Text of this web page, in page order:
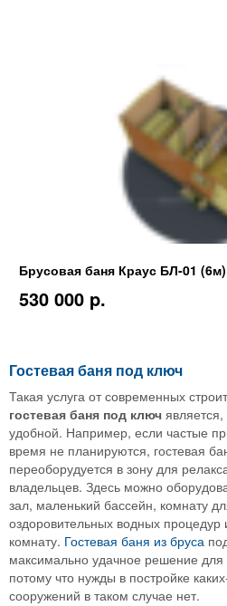
Брусовая баня Краус БЛ-01 (6м)
530 000 p.
Гостевая баня под ключ
Такая услуга от современных
гостевая баня под ключ
удобной. Например, если частые
время не планируются, гостевая
переоборудуется в зону для
владельцев. Здесь можно
зал, маленький бассейн, комнату
оздоровительных водных
комнату. Гостевая баня из бруса
максимально удачное решение для
потому что нужды в постройке
сооружений в таком случае нет.